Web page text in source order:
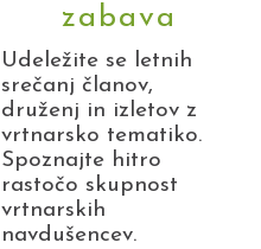
zabava
Udeležite se letnih
srečanj članov,
druženj in izletov z
vrtnarsko tematiko.
Spoznajte hitro
rastočo skupnost
vrtnarskih
navdušencev.